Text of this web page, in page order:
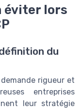
éviter lors
du
rigueur et
entreprises
leur stratégie